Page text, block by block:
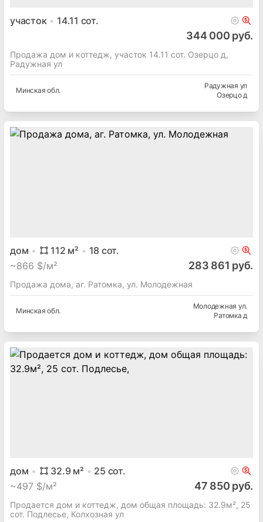
участок 14.11 сот.
344 000 руб.
Продажа дом и коттедж, участок 14.11 сот. Озерцо д,
Радужная ул
Минская обл.
Радужная ул
Озерцо д
дом 112 м² 18 сот.
~866 $/м² 283 861 руб.
Продажа дома, аг. Ратомка, ул. Молодежная
Минская обл.
Молодежная ул.
Ратомка д
дом 32.9м² 25 сот.
~497 $/м² 47 850 руб.
Продается дом и коттедж, дом общая площадь: 32.9м², 25
сот. Подлесье, Колхозная ул